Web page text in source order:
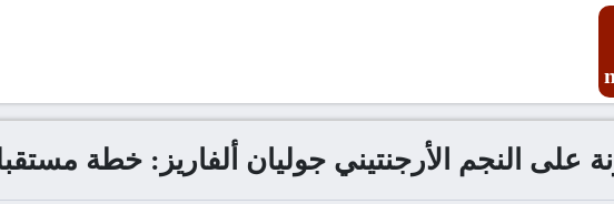
على النجم الأرجنتيني جوليان ألفاريز: خطة